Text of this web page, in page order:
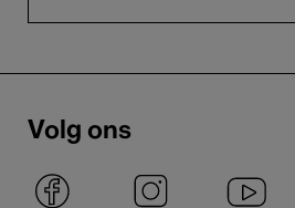
Volg ons